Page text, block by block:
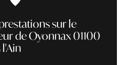
sur le
de Oyonnax 01100